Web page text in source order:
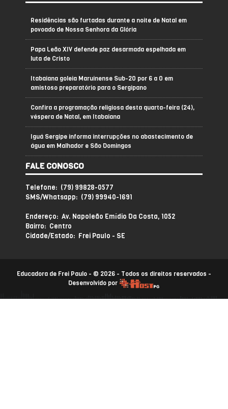
Residências são furtadas durante a noite de Natal em
povoado de Nossa Senhora da Glória
Papa Leão XIV defende paz desarmada espelhada em
luta de Cristo
Itabaiana goleia Maruinense Sub-20 por 6 a 0 em
amistoso preparatório para o Sergipano
Confira a programação religiosa desta quarta-feira (24),
véspera de Natal, em Itabaiana
Iguá Sergipe informa interrupções no abastecimento de
água em Malhador e São Domingos
FALE CONOSCO
Telefone: (79) 99828-0577
SMS/Whatsapp: (79) 99940-1691
Endereço: Av. Napoleão Emídio Da Costa, 1052
Bairro: Centro
Cidade/Estado: Frei Paulo - SE
Educadora de Frei Paulo - © 2026 - Todos os direitos reservados -
Desenvolvido por